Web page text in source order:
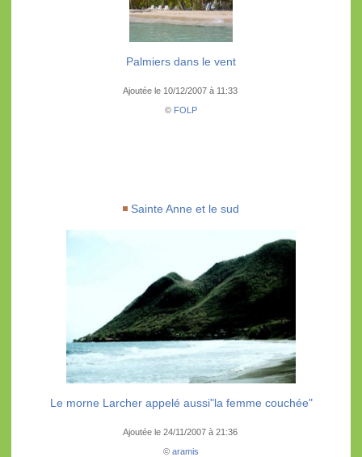
Palmiers dans le vent
Ajoutée le 10/12/2007 à 11:33
© FOLP
Sainte Anne et le sud
Le morne Larcher appelé aussi"la femme couchée"
Ajoutée le 24/11/2007 à 21:36
© aramis